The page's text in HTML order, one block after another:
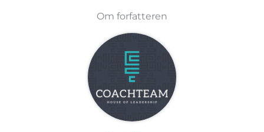
Om forfatteren